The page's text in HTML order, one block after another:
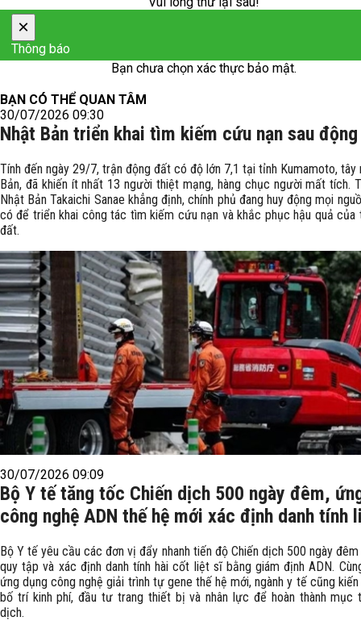
×
Thông báo
Bạn chưa chọn xác thực bảo mật.
BẠN CÓ THỂ QUAN TÂM
30/07/2026 09:30
Nhật Bản triển khai tìm kiếm cứu nạn sau
Tính đến ngày 29/7, trận động đất có độ lớn 7,1 tại tỉnh Kumamoto, tây
Bản, đã khiến ít nhất 13 người thiệt mạng, hàng chục người mất tích.
Nhật Bản Takaichi Sanae khẳng định, chính phủ đang huy động mọi
có để triển khai công tác tìm kiếm cứu nạn và khắc phục hậu quả của
đất.
30/07/2026 09:09
Bộ Y tế tăng tốc Chiến dịch 500 ngày đêm,
công nghệ ADN thế hệ mới xác định danh tính
Bộ Y tế yêu cầu các đơn vị đẩy nhanh tiến độ Chiến dịch 500 ngày
quy tập và xác định danh tính hài cốt liệt sĩ bằng giám định ADN.
ứng dụng công nghệ giải trình tự gene thế hệ mới, ngành y tế cũng
bố trí kinh phí, đầu tư trang thiết bị và nhân lực để hoàn thành mục
dịch.